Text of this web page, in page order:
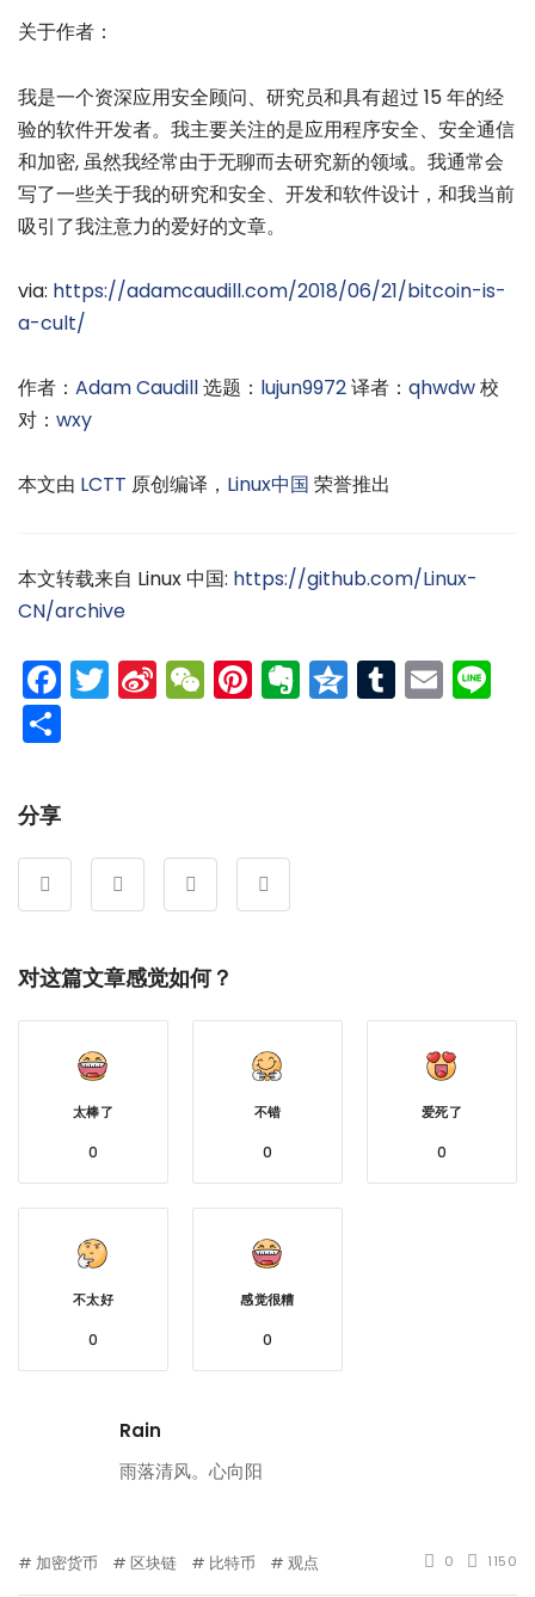
关于作者：
我是一个资深应用安全顾问、研究员和具有超过 15 年的经
验的软件开发者。我主要关注的是应用程序安全、安全通信
和加密, 虽然我经常由于无聊而去研究新的领域。我通常会
写了一些关于我的研究和安全、开发和软件设计，和我当前
吸引了我注意力的爱好的文章。
via: https://adamcaudill.com/2018/06/21/bitcoin-is-
a-cult/
作者： Adam Caudill选题： lujun9972译者： qhwdw校
对： wxy
本文由 LCTT 原创编译， Linux中国 荣誉推出
本文转载来自 Linux 中国: https://github.com/Linux-
CN/archive
Facebook
Twitter
Sina
Weibo
WeChat
Pinterest
Evernote
Qzone
Tumblr
分享
对这篇文章感觉如何？
太棒了
0
不错
0
爱死了
0
不太好
0
感觉很糟
0
Rain
雨落清风。心向阳
加密货币 区块链 比特币 观点 0 1150